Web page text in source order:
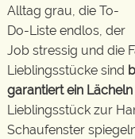
Alltag grau, die To-
Do-Liste endlos, der
Job stressig und die
Lieblingsstücke sind
garantiert ein
Lieblingsstück zur
Schaufenster